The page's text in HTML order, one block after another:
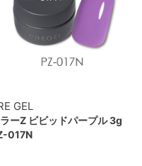
GEL
ーZ ビビッドパープル 3g
017N